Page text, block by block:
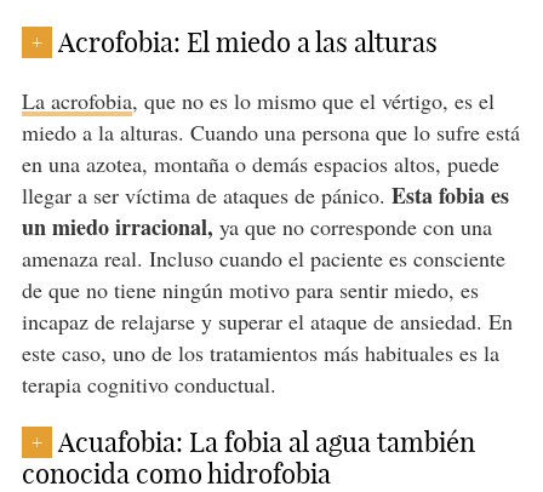
+ Acrofobia: El miedo a las alturas
La acrofobia, que no es lo mismo que el vértigo, es el
miedo a la alturas. Cuando una persona que lo sufre está
en una azotea, montaña o demás espacios altos, puede
llegar a ser víctima de ataques de pánico. Esta fobia es
un miedo irracional, ya que no corresponde con una
amenaza real. Incluso cuando el paciente es consciente
de que no tiene ningún motivo para sentir miedo, es
incapaz de relajarse y superar el ataque de ansiedad. En
este caso, uno de los tratamientos más habituales es la
terapia cognitivo conductual.
+
Acuafobia: La fobia al agua también
conocida como hidrofobia